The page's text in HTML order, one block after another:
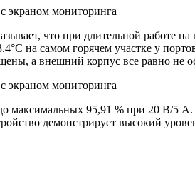
что при длительной работе
на самом горячем участке у
а внешний корпус все равно не
максимальных 95,91 % при 20 В/5
демонстрирует высокий